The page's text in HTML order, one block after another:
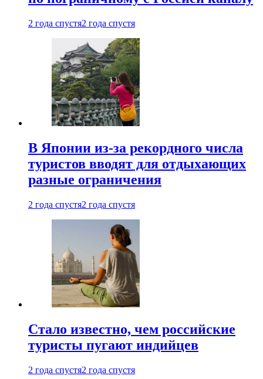
2 года спустя2 года спустя
В Японии из-за рекордного числа
туристов вводят для отдыхающих
разные ограничения
2 года спустя2 года спустя
Стало известно, чем российские
туристы пугают индийцев
2 года спустя2 года спустя